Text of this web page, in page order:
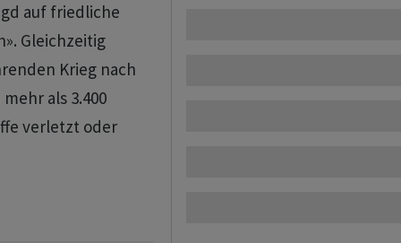
auf friedliche
Gleichzeitig
Krieg nach
als 3.400
verletzt oder